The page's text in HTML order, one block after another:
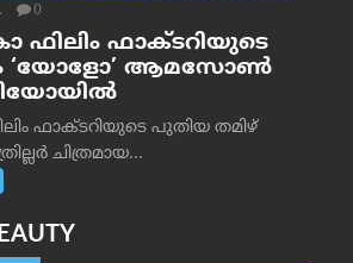
. 0
ഫിലിം ഫാക്ടറിയുടെ
‘യോളോ’ ആമസോൺ
ഫാക്ടറിയുടെ പുതിയ തമിഴ്
ചിത്രമായ...